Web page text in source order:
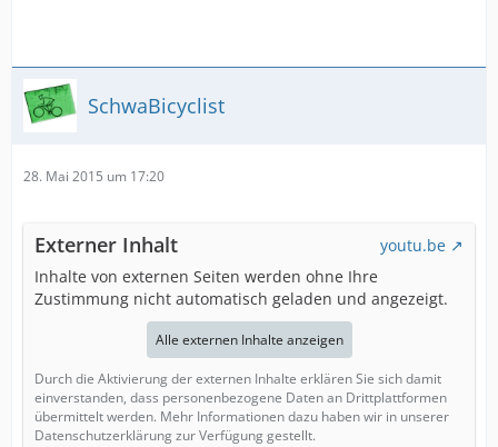
SchwaBicyclist
28. Mai 2015 um 17:20
Externer Inhalt
youtu.be
Inhalte von externen Seiten werden ohne Ihre
Zustimmung nicht automatisch geladen und angezeigt.
Alle externen Inhalte anzeigen
Durch die Aktivierung der externen Inhalte erklären Sie sich damit
einverstanden, dass personenbezogene Daten an Drittplattformen
übermittelt werden. Mehr Informationen dazu haben wir in unserer
Datenschutzerklärung zur Verfügung gestellt.